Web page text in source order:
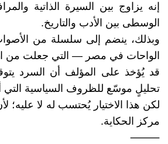
إنه يزاوج بين السيرة الذاتية
الوسطى بين الأدب والتاريخ.
وبذلك، ينضم إلى سلسلة من
الواحات في مصر — التي جعلت من
قد يُؤخذ على المؤلف أن السرد
تحليلٍ موسّع للظروف السياسية التي
لكن هذا الاختيار يُحتسب له لا عليه؛
مركز الحكاية.
⸻